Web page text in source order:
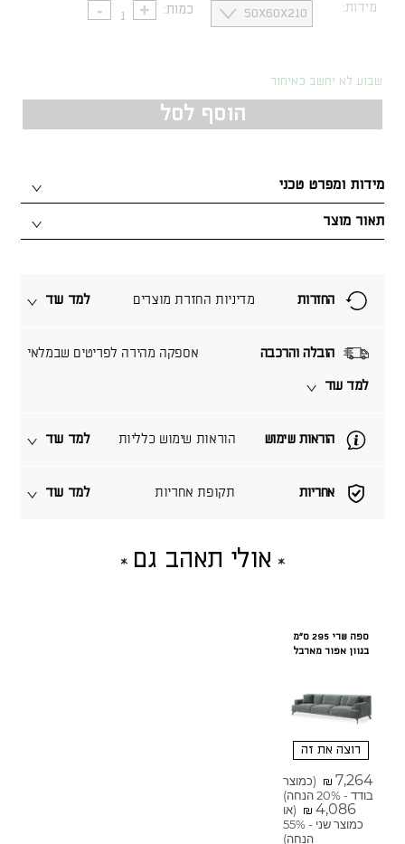
מידות: כמות:
שבוע לא יחשב כאיחור
הוסף לסל
תאור מוצר
מידות ומפרט טכני
אחריות תקופת אחריות למד עוד
הוראות שימוש הוראות שימוש כלליות למד עוד
הובלה והרכבה אספקה מהירה לפריטים שבמלאי
למד עוד
החזרות מדיניות החזרת מוצרים למד עוד
אולי תאהב גם
ספה שרי 295 ס"מ
בגוון אפור מארבל
רוצה את זה
₪ 7,264
(כמוצר
בודד - 20% הנחה)
₪ 4,086
(או
כמוצר שני - 55%
הנחה)